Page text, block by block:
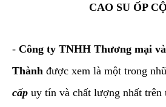
CAO SU ỐP
- Công ty TNHH Thương mại
Thành được xem là một trong
cấp uy tín và chất lượng nhất trên